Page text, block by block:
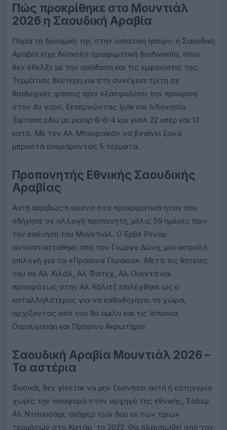
Πώς προκρίθηκε στο Μουντιάλ
2026 η Σαουδική Αραβία
Παρά τη δυναμική της στην ασιατική ήπειρο, η Σαουδική
Αραβία είχε δύσκολη προκριματική διαδικασία, όπου
δεν έθελξε με την απόδοση και τις εμφανίσεις της.
Τερμάτισε δεύτερη και στη συνέχεια τρίτη σε
διαδοχικές φάσεις πριν εξασφαλίσει την πρόκριση
στον 4ο γύρο, ξεπερνώντας Ιράκ και Ινδονησία.
Έφτασε εδώ με ρεκόρ 8-6-4 και γκολ 22 υπέρ και 13
κατά. Με τον Αλ Μπουραϊκάν να βγαίνει ξανά
μπροστά σκοράροντας 5 τέρματα.
Προπονητής Εθνικής Σαουδικής
Αραβίας
Αυτή ακριβώς η εικόνα στα προκριματικά ήταν που
οδήγησε σε αλλαγή προπονητή, μόλις 59 ημέρες πριν
την εκκίνηση του Μουντιάλ. Ο Ερβέ Ρενάρ
αντικαταστάθηκε από τον Γιώργο Δώνη, μια ασφαλή
επιλογή για τα «Πράσινα Γεράκια». Μετά τις θητείες
του σε Αλ Χιλάλ, Αλ Φατέχ, Αλ Ουεντά και
προσφάτως στην Αλ Κάλιτζ επιλέχθηκε ως ο
καταλληλότερος για να καθοδηγήσει τη χώρα,
αρχίζοντας από τον 8ο όμιλο και τις Ισπανία,
Ουρουγουάη και Πράσινο Ακρωτήριο.
Σαουδική Αραβία Μουντιάλ 2026 –
Τα αστέρια
Φυσικά, δεν γίνεται να μην ξεκινήσει αυτή η κατηγορία
χωρίς την αναφορά στον αρχηγό της εθνικής, Σαλέμ
Αλ Νταουσάρι, σκόρερ των δύο εκ των τριών
τερμάτων στο Κατάρ, το 2022. Θα πλαισιωθεί από τον